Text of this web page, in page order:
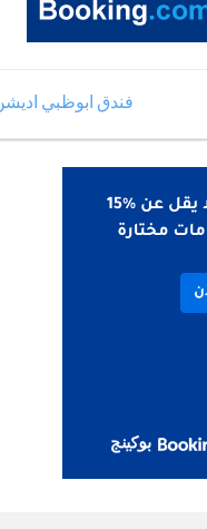
فندق ابوظبي اديشن 5 نجوم في مرسى